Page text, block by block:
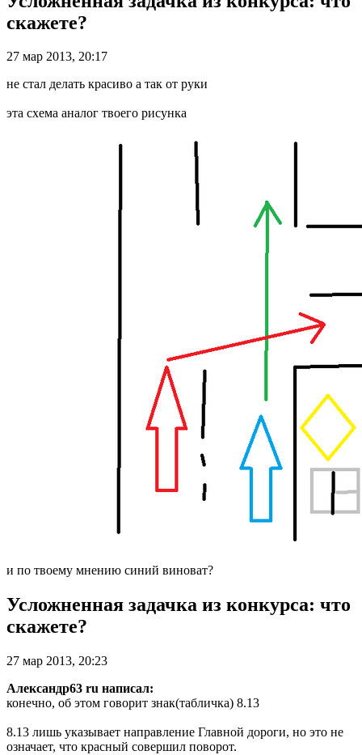
скажете?
27 мар 2013, 20:17
не стал делать красиво а так от руки
эта схема аналог твоего рисунка
и по твоему мнению синий виноват?
Усложненная задачка из конкурса: что
скажете?
27 мар 2013, 20:23
Александр63 ru написал:
конечно, об этом говорит знак(табличка) 8.13
8.13 лишь указывает направление Главной дороги, но это не
означает, что красный совершил поворот.